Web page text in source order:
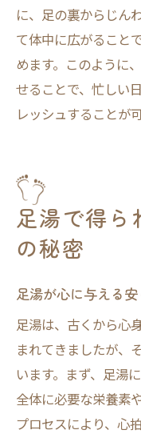
に、足の裏からじん
て体中に広がること
めます。このように
せることで、忙しい
レッシュすることが
足湯で得ら
の秘密
足湯が心に与える
足湯は、古くから心
まれてきましたが、
います。まず、足湯
全体に必要な栄養素
プロセスにより、心